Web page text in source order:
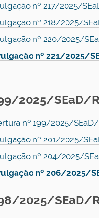
nº 217/2025/
nº 218/2025/
nº 220/2025/
nº 221/2025/
2025/SEaD/
nº 199/2025/
nº 201/2025/
nº 204/2025/
nº 206/2025/
2025/SEaD/